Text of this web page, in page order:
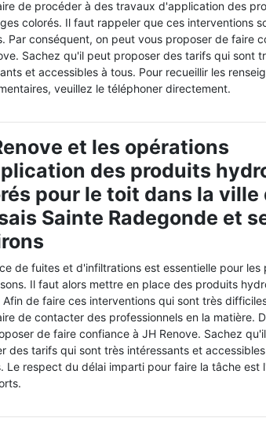
de procéder à des travaux d'application des
colorés. Il faut rappeler que ces interventions
Par conséquent, on peut vous proposer de faire
Sachez qu'il peut proposer des tarifs qui sont
et accessibles à tous. Pour recueillir les
veuillez le téléphoner directement.
et les opérations
des produits
pour le toit dans la ville
Sainte Radegonde et
de fuites et d'infiltrations est essentielle pour les
Il faut alors mettre en place des produits
Afin de faire ces interventions qui sont très
de contacter des professionnels en la matière.
de faire confiance à JH Renove. Sachez
des tarifs qui sont très intéressants et
Le respect du délai imparti pour faire la tâche est